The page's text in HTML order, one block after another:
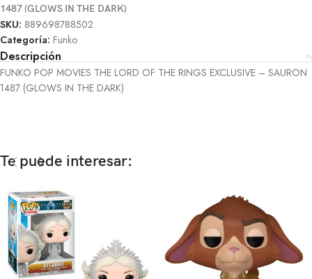
1487 (GLOWS IN THE DARK)
SKU: 889698788502
Categoría: Funko
Descripción
FUNKO POP MOVIES THE LORD OF THE RINGS EXCLUSIVE – SAURON
1487 (GLOWS IN THE DARK)
Te puede interesar: